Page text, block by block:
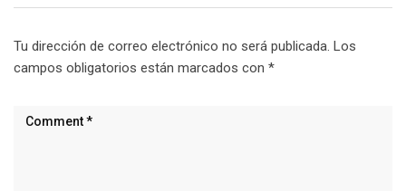
Tu dirección de correo electrónico no será publicada. Los
campos obligatorios están marcados con *